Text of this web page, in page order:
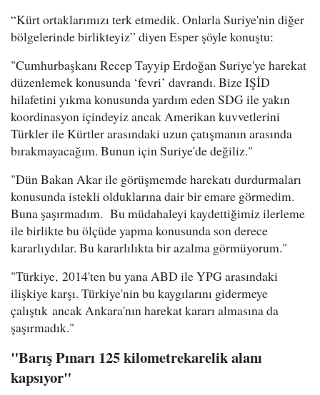
“Kürt ortaklarımızı terk etmedik. Onlarla Suriye'nin diğer
bölgelerinde birlikteyiz” diyen Esper şöyle konuştu:
"Cumhurbaşkanı Recep Tayyip Erdoğan Suriye'ye harekat
düzenlemek konusunda ‘fevri’ davrandı. Bize IŞİD
hilafetini yıkma konusunda yardım eden SDG ile yakın
koordinasyon içindeyiz ancak Amerikan kuvvetlerini
Türkler ile Kürtler arasındaki uzun çatışmanın arasında
bırakmayacağım. Bunun için Suriye'de değiliz."
"Dün Bakan Akar ile görüşmemde harekatı durdurmaları
konusunda istekli olduklarına dair bir emare görmedim.
Buna şaşırmadım. Bu müdahaleyi kaydettiğimiz ilerleme
ile birlikte bu ölçüde yapma konusunda son derece
kararlıydılar. Bu kararlılıkta bir azalma görmüyorum."
"Türkiye, 2014'ten bu yana ABD ile YPG arasındaki
ilişkiye karşı. Türkiye'nin bu kaygılarını gidermeye
çalıştık ancak Ankara'nın harekat kararı almasına da
şaşırmadık."
"Barış Pınarı 125 kilometrekarelik alanı
kapsıyor"